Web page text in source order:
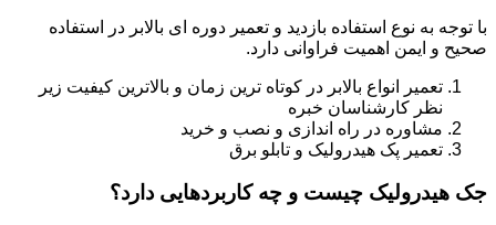
با توجه به نوع استفاده بازدید و تعمیر دوره ای بالابر در استفاده
صحیح و ایمن اهمیت فراوانی دارد.
تعمیر انواع بالابر در کوتاه ترین زمان و بالاترین کیفیت زیر
نظر کارشناسان خبره
مشاوره در راه اندازی و نصب و خرید
تعمیر پک هیدرولیک و تابلو برق
جک هیدرولیک چیست و چه کاربردهایی دارد؟